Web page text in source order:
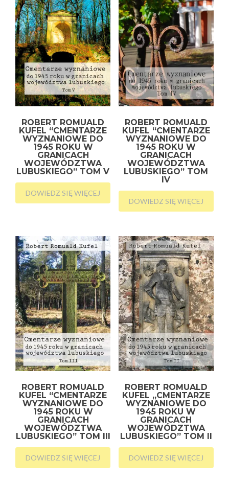
ROBERT ROMUALD
KUFEL “CMENTARZE
WYZNANIOWE DO
1945 ROKU W
GRANICACH
WOJEWÓDZTWA
LUBUSKIEGO” TOM V
DOWIEDZ SIĘ WIĘCEJ
ROBERT ROMUALD
KUFEL “CMENTARZE
WYZNANIOWE DO
1945 ROKU W
GRANICACH
WOJEWÓDZTWA
LUBUSKIEGO” TOM
IV
DOWIEDZ SIĘ WIĘCEJ
ROBERT ROMUALD
KUFEL “CMENTARZE
WYZNANIOWE DO
1945 ROKU W
GRANICACH
WOJEWÓDZTWA
LUBUSKIEGO” TOM III
DOWIEDZ SIĘ WIĘCEJ
ROBERT ROMUALD
KUFEL „CMENTARZE
WYZNANIOWE DO
1945 ROKU W
GRANICACH
WOJEWÓDZTWA
LUBUSKIEGO” TOM II
DOWIEDZ SIĘ WIĘCEJ